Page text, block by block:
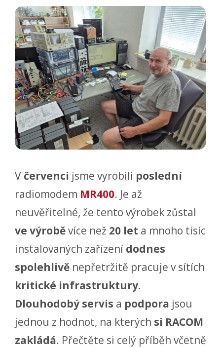
V červenci jsme vyrobili poslední
radiomodem MR400. Je až
neuvěřitelné, že tento výrobek zůstal
ve výroběvíce než 20 let a mnoho tisíc
instalovaných zařízení dodnes
spolehlivě nepřetržitě pracuje v sítích
kritické infrastruktury.
Dlouhodobý servis a podpora jsou
jednou z hodnot, na kterých si RACOM
zakládá. Přečtěte si celý příběh včetně